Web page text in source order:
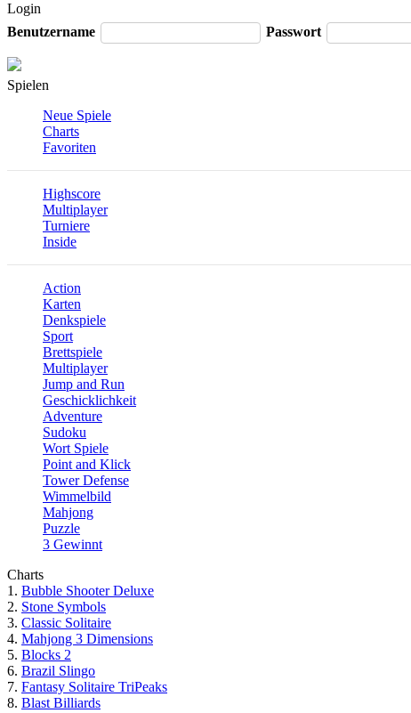
Login
Benutzername
Passwort
Spielen
Neue Spiele
Charts
Favoriten
Highscore
Multiplayer
Turniere
Inside
Action
Karten
Denkspiele
Sport
Brettspiele
Multiplayer
Jump and Run
Geschicklichkeit
Adventure
Sudoku
Wort Spiele
Point and Klick
Tower Defense
Wimmelbild
Mahjong
Puzzle
3 Gewinnt
Charts
1. Bubble Shooter Deluxe
2. Stone Symbols
3. Classic Solitaire
4. Mahjong 3 Dimensions
5. Blocks 2
6. Brazil Slingo
7. Fantasy Solitaire TriPeaks
8. Blast Billiards